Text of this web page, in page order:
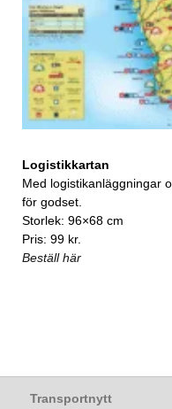
Logistikkartan
Med logistikanläggningar
för godset.
Storlek: 96×68 cm
Pris: 99 kr.
Beställ här
Transportnytt